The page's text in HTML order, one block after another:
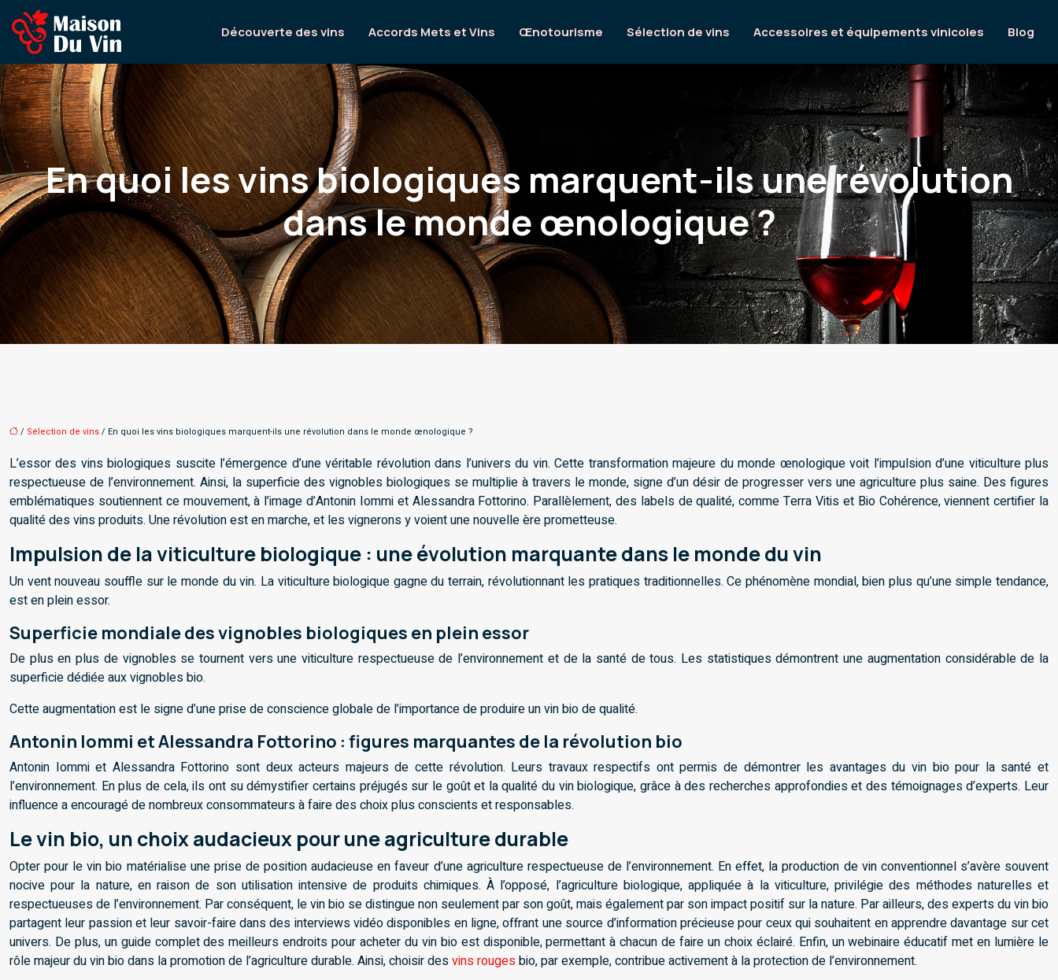
Découverte des vins Accords Mets et Vins Œnotourisme Sélection de vins Accessoires et équipements vinicoles Blog
En quoi les vins biologiques marquent-ils une révolution
dans le monde œnologique ?
/ Sélection de vins/ En quoi les vins biologiques marquent-ils une révolution dans le monde œnologique ?
L’essor des vins biologiques suscite l’émergence d’une véritable révolution dans l’univers du vin. Cette transformation majeure du monde œnologique voit l’impulsion d’une viticulture plus
respectueuse de l’environnement. Ainsi, la superficie des vignobles biologiques se multiplie à travers le monde, signe d’un désir de progresser vers une agriculture plus saine. Des figures
emblématiques soutiennent ce mouvement, à l’image d’Antonin Iommi et Alessandra Fottorino. Parallèlement, des labels de qualité, comme Terra Vitis et Bio Cohérence, viennent certifier la
qualité des vins produits. Une révolution est en marche, et les vignerons y voient une nouvelle ère prometteuse.
Impulsion de la viticulture biologique : une évolution marquante dans le monde du vin
Un vent nouveau souffle sur le monde du vin. La viticulture biologique gagne du terrain, révolutionnant les pratiques traditionnelles. Ce phénomène mondial, bien plus qu’une simple tendance,
est en plein essor.
Superficie mondiale des vignobles biologiques en plein essor
De plus en plus de vignobles se tournent vers une viticulture respectueuse de l’environnement et de la santé de tous. Les statistiques démontrent une augmentation considérable de la
superficie dédiée aux vignobles bio.
Cette augmentation est le signe d’une prise de conscience globale de l’importance de produire un vin bio de qualité.
Antonin Iommi et Alessandra Fottorino : figures marquantes de la révolution bio
Antonin Iommi et Alessandra Fottorino sont deux acteurs majeurs de cette révolution. Leurs travaux respectifs ont permis de démontrer les avantages du vin bio pour la santé et
l’environnement. En plus de cela, ils ont su démystifier certains préjugés sur le goût et la qualité du vin biologique, grâce à des recherches approfondies et des témoignages d’experts. Leur
influence a encouragé de nombreux consommateurs à faire des choix plus conscients et responsables.
Le vin bio, un choix audacieux pour une agriculture durable
Opter pour le vin bio matérialise une prise de position audacieuse en faveur d’une agriculture respectueuse de l’environnement. En effet, la production de vin conventionnel s’avère souvent
nocive pour la nature, en raison de son utilisation intensive de produits chimiques. À l’opposé, l’agriculture biologique, appliquée à la viticulture, privilégie des méthodes naturelles et
respectueuses de l’environnement. Par conséquent, le vin bio se distingue non seulement par son goût, mais également par son impact positif sur la nature. Par ailleurs, des experts du vin bio
partagent leur passion et leur savoir-faire dans des interviews vidéo disponibles en ligne, offrant une source d’information précieuse pour ceux qui souhaitent en apprendre davantage sur cet
univers. De plus, un guide complet des meilleurs endroits pour acheter du vin bio est disponible, permettant à chacun de faire un choix éclairé. Enfin, un webinaire éducatif met en lumière le
rôle majeur du vin bio dans la promotion de l’agriculture durable. Ainsi, choisir desvins rougesbio, par exemple, contribue activement à la protection de l’environnement.